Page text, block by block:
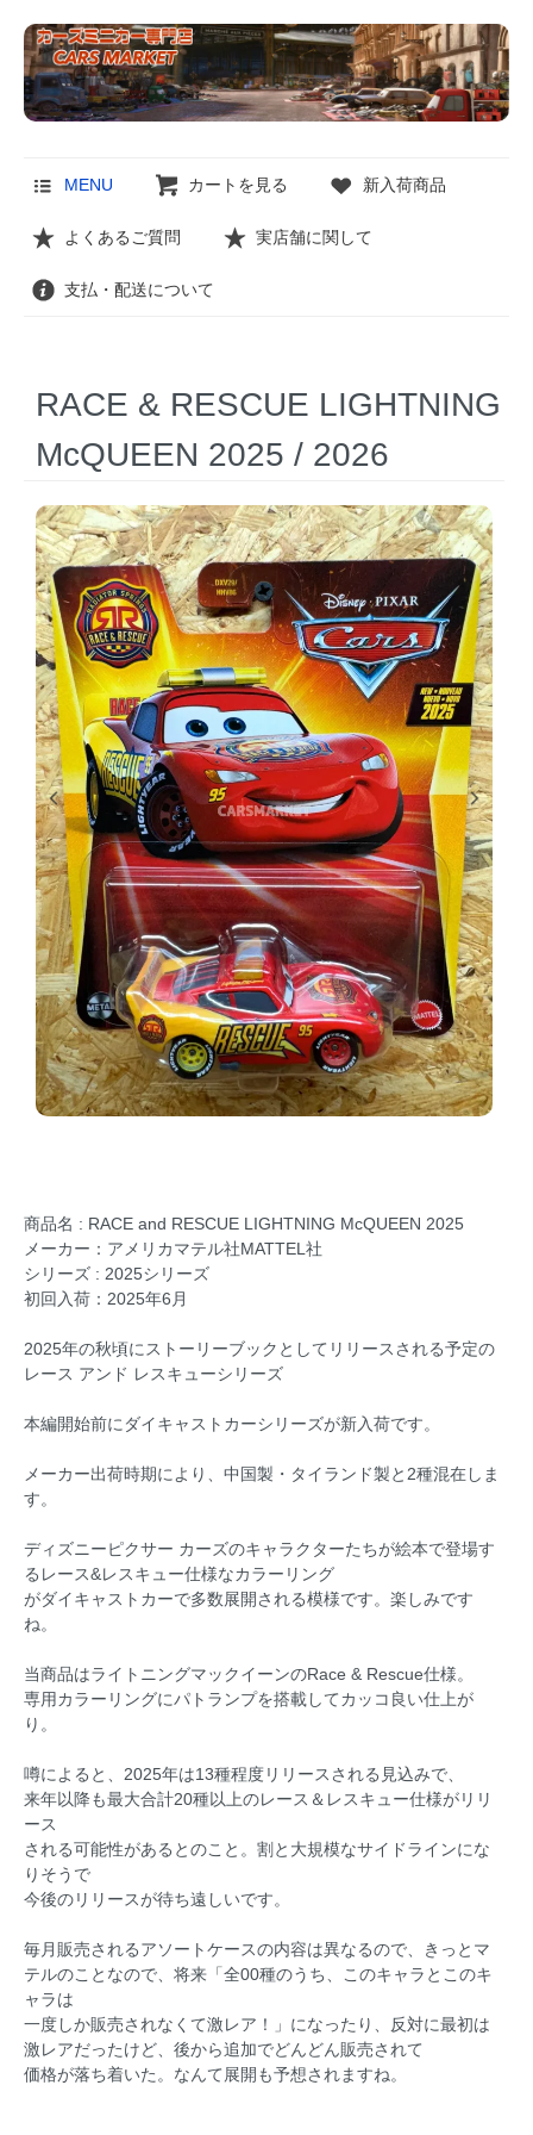
MENU カートを見る 新入荷商品
よくあるご質問 実店舗に関して
支払・配送について
RACE & RESCUE LIGHTNING
McQUEEN 2025 / 2026
商品名 : RACE and RESCUE LIGHTNING McQUEEN 2025
メーカー：アメリカマテル社MATTEL社
シリーズ : 2025シリーズ
初回入荷：2025年6月
2025年の秋頃にストーリーブックとしてリリースされる予定の
レース アンド レスキューシリーズ
本編開始前にダイキャストカーシリーズが新入荷です。
メーカー出荷時期により、中国製・タイランド製と2種混在しま
す。
ディズニーピクサー カーズのキャラクターたちが絵本で登場す
るレース&レスキュー仕様なカラーリング
がダイキャストカーで多数展開される模様です。楽しみです
ね。
当商品はライトニングマックイーンのRace & Rescue仕様。
専用カラーリングにパトランプを搭載してカッコ良い仕上が
り。
噂によると、2025年は13種程度リリースされる見込みで、
来年以降も最大合計20種以上のレース＆レスキュー仕様がリリ
ース
される可能性があるとのこと。割と大規模なサイドラインにな
りそうで
今後のリリースが待ち遠しいです。
毎月販売されるアソートケースの内容は異なるので、きっとマ
テルのことなので、将来「全00種のうち、このキャラとこのキ
ャラは
一度しか販売されなくて激レア！」になったり、反対に最初は
激レアだったけど、後から追加でどんどん販売されて
価格が落ち着いた。なんて展開も予想されますね。